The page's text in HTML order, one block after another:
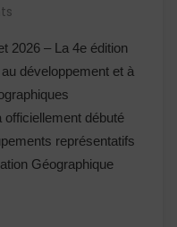
2026 – La 4e édition
développement et à
officiellement débuté
représentatifs
Géographique